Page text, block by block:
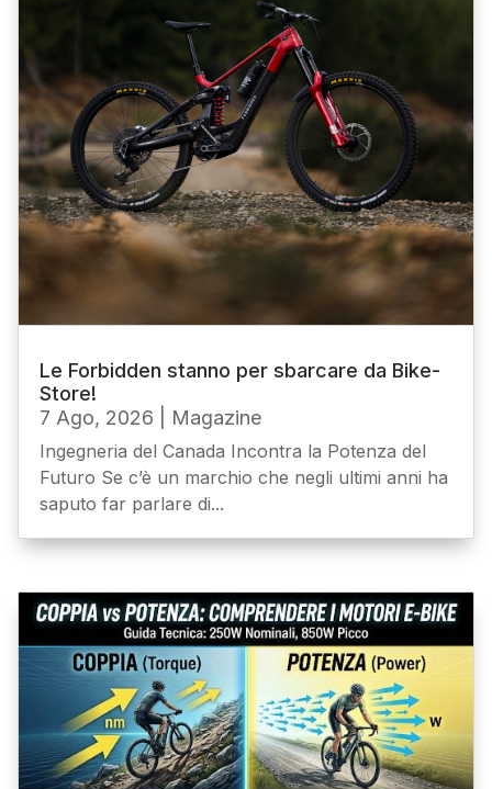
Le Forbidden stanno per sbarcare da Bike-
Store!
7 Ago, 2026
Magazine
Ingegneria del Canada Incontra la Potenza del
Futuro Se c’è un marchio che negli ultimi anni ha
saputo far parlare di...